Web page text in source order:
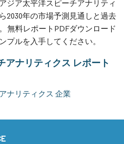
ジア太平洋スピーチアナリティ
2030年の市場予測見通しと過去
無料レポートPDFダウンロード
プルを入手してください。
アナリティクス レポート
ナリティクス 企業